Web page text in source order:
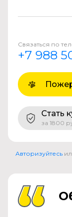
Связаться по
+7 988
Стать
за 1800
Авторизуйтесь